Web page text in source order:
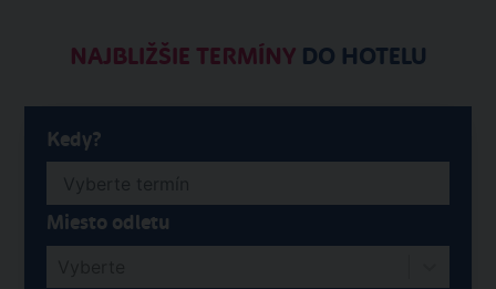
NAJBLIŽŠIE TERMÍNYDO HOTELU
Kedy?
Miesto odletu